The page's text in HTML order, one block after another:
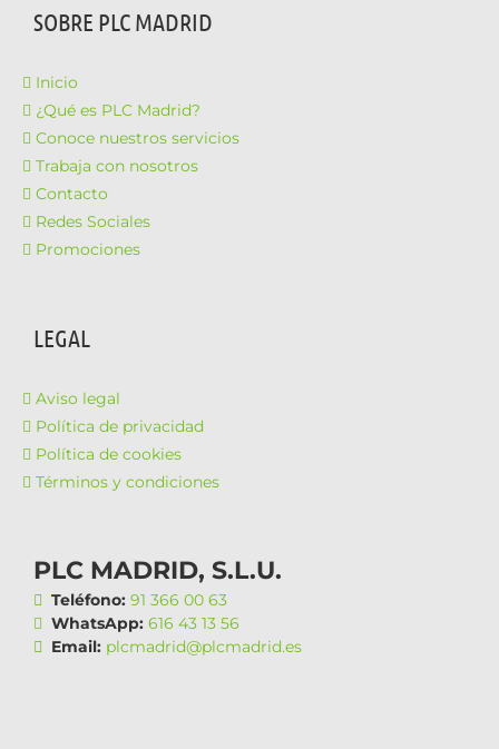
SOBRE PLC MADRID
Inicio
¿Qué es PLC Madrid?
Conoce nuestros servicios
Trabaja con nosotros
Contacto
Redes Sociales
Promociones
LEGAL
Aviso legal
Política de privacidad
Política de cookies
Términos y condiciones
PLC MADRID, S.L.U.
Teléfono: 91 366 00 63
WhatsApp: 616 43 13 56
Email: plcmadrid@plcmadrid.es